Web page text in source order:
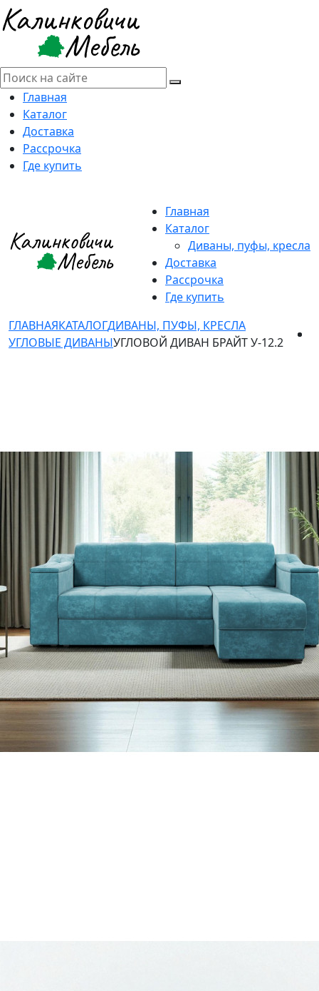
Главная
Каталог
Доставка
Рассрочка
Где купить
Главная
Каталог
Диваны, пуфы, кресла
Доставка
Рассрочка
Где купить
ГЛАВНАЯКАТАЛОГДИВАНЫ, ПУФЫ, КРЕСЛА
УГЛОВЫЕ ДИВАНЫУГЛОВОЙ ДИВАН БРАЙТ У-12.2